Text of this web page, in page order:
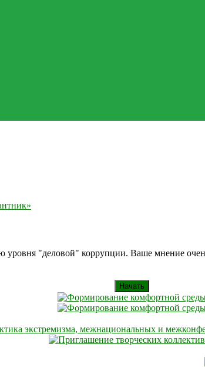
уровня "деловой" коррупции. Ваше мнение
Начать